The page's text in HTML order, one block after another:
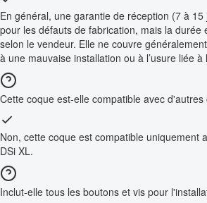
En général, une garantie de réception (7 à
pour les défauts de fabrication, mais la durée
selon le vendeur. Elle ne couvre
à une mauvaise installation ou à l’usure liée à
Cette coque est-elle compatible avec
Non, cette coque est compatible uniquement
DSi XL.
Inclut-elle tous les boutons et vis pour